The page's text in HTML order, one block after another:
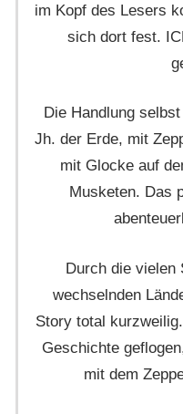
im Kopf des Lesers
sich dort fest.
Die Handlung
Jh. der Erde, mit
mit Glocke auf
Musketen. Das
Durch die vielen
wechselnden
Story total
Geschichte
mit dem